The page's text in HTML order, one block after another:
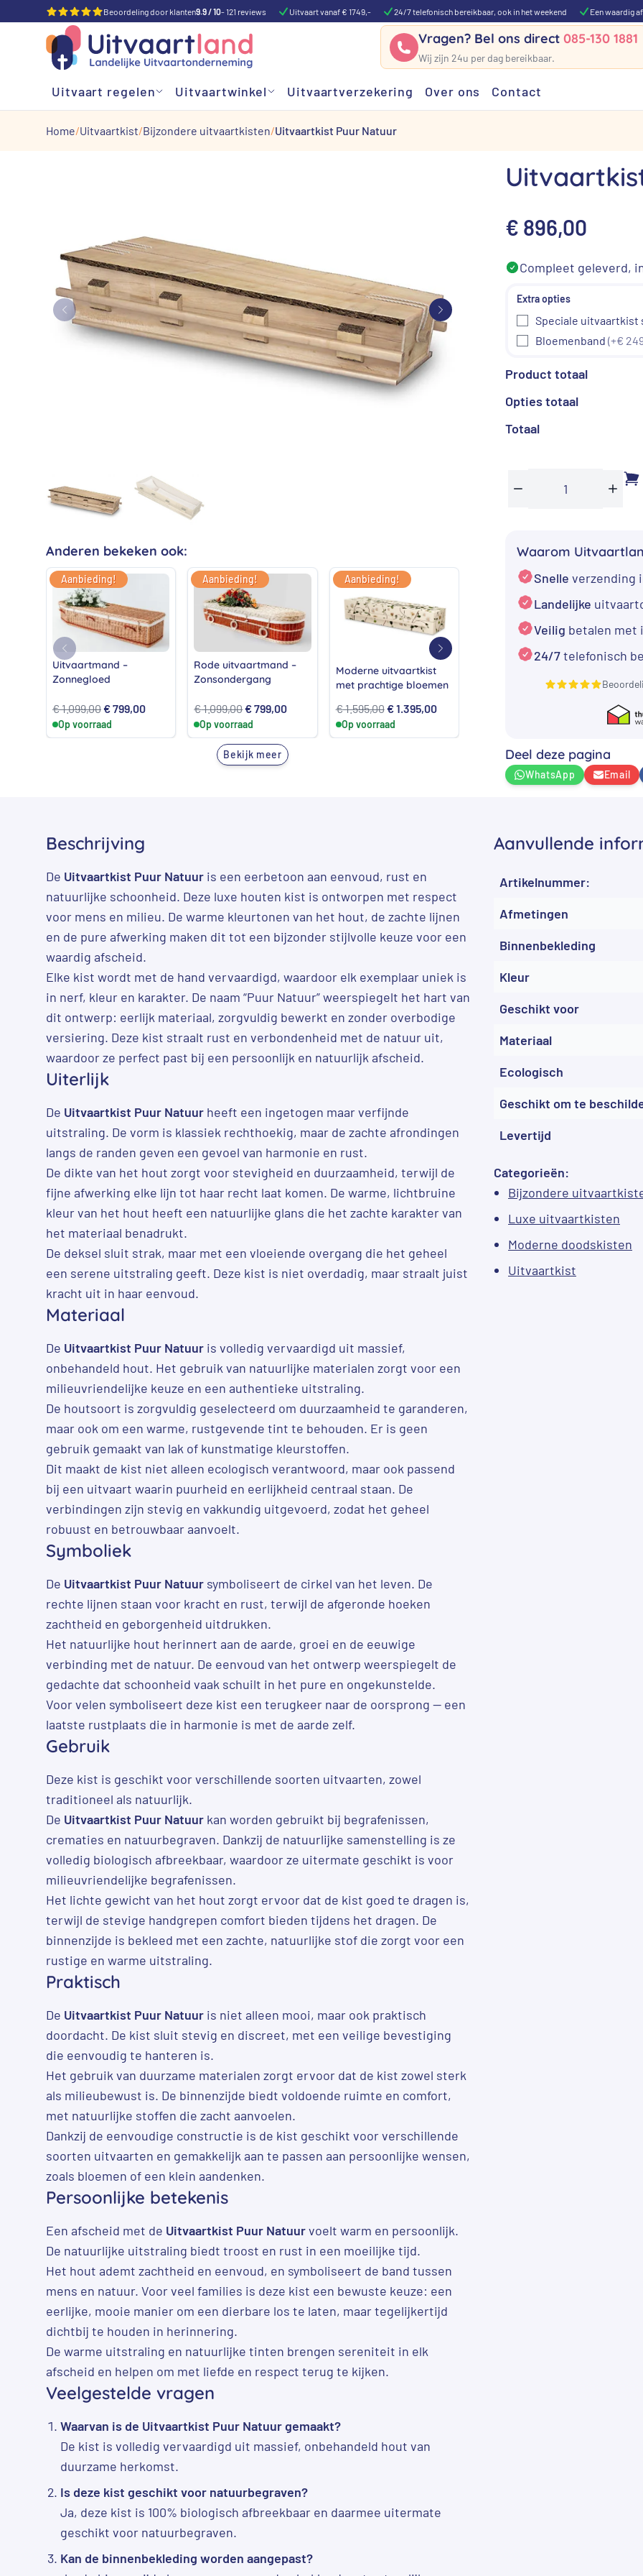
Beoordeling door klanten9.9 / 10- 121 reviews Uitvaart vanaf € 1749,- 24/7 telefonisch bereikbaar, ook in het weekend Een waardig
Vragen? Bel ons direct085-130 1881
Wij zijn 24u per dag bereikbaar.
Uitvaart regelen Uitvaartwinkel Uitvaartverzekering Over ons Contact
Home Uitvaartkist Bijzondere uitvaartkisten Uitvaartkist Puur Natuur
Anderen bekeken ook:
Aanbieding!
Uitvaartmand –
Zonnegloed
€1.099,00 Oorspronkelijke
prijs
was:
€799,00Huidige
is:
Op voorraad
Aanbieding!
Rode uitvaartmand –
Zonsondergang
€1.099,00Oorspronkelijke
prijs
was:
€ 1.099,00.
€799,00Huidige
is:
€ 799,00.
Op voorraad
Aanbieding!
Moderne uitvaartkist
met prachtige bloemen
€1.595,00 Oorspronkelijke
prijs
was:
€1.395,00Huidige
is:
Op voorraad
Aanbieding!
€ 1.695,00.
Huidige
€ 1.395,00.
€
Op
Bekijk meer
€ 896,00
Compleet geleverd,
Speciale uitvaartkist
Bloemenband (+€
Product totaal
Opties totaal
Totaal
Uitvaartkist
aantal
Waarom
Snelle verzending
Landelijke
Veilig betalen met
24/7telefonisch
Deel deze pagina
WhatsApp Email
Beschrijving
De Uitvaartkist Puur Natuur is een eerbetoon aan eenvoud, rust en
natuurlijke schoonheid. Deze luxe houten kist is ontworpen met respect
voor mens en milieu. De warme kleurtonen van het hout, de zachte lijnen
en de pure afwerking maken dit tot een bijzonder stijlvolle keuze voor een
waardig afscheid.
Elke kist wordt met de hand vervaardigd, waardoor elk exemplaar uniek is
in nerf, kleur en karakter. De naam “Puur Natuur” weerspiegelt het hart van
dit ontwerp: eerlijk materiaal, zorgvuldig bewerkt en zonder overbodige
versiering. Deze kist straalt rust en verbondenheid met de natuur uit,
waardoor ze perfect past bij een persoonlijk en natuurlijk afscheid.
Uiterlijk
De Uitvaartkist Puur Natuur heeft een ingetogen maar verfijnde
uitstraling. De vorm is klassiek rechthoekig, maar de zachte afrondingen
langs de randen geven een gevoel van harmonie en rust.
De dikte van het hout zorgt voor stevigheid en duurzaamheid, terwijl de
fijne afwerking elke lijn tot haar recht laat komen. De warme, lichtbruine
kleur van het hout heeft een natuurlijke glans die het zachte karakter van
het materiaal benadrukt.
De deksel sluit strak, maar met een vloeiende overgang die het geheel
een serene uitstraling geeft. Deze kist is niet overdadig, maar straalt juist
kracht uit in haar eenvoud.
Materiaal
De Uitvaartkist Puur Natuur is volledig vervaardigd uit massief,
onbehandeld hout. Het gebruik van natuurlijke materialen zorgt voor een
milieuvriendelijke keuze en een authentieke uitstraling.
De houtsoort is zorgvuldig geselecteerd om duurzaamheid te garanderen,
maar ook om een warme, rustgevende tint te behouden. Er is geen
gebruik gemaakt van lak of kunstmatige kleurstoffen.
Dit maakt de kist niet alleen ecologisch verantwoord, maar ook passend
bij een uitvaart waarin puurheid en eerlijkheid centraal staan. De
verbindingen zijn stevig en vakkundig uitgevoerd, zodat het geheel
robuust en betrouwbaar aanvoelt.
Symboliek
De Uitvaartkist Puur Natuur symboliseert de cirkel van het leven. De
rechte lijnen staan voor kracht en rust, terwijl de afgeronde hoeken
zachtheid en geborgenheid uitdrukken.
Het natuurlijke hout herinnert aan de aarde, groei en de eeuwige
verbinding met de natuur. De eenvoud van het ontwerp weerspiegelt de
gedachte dat schoonheid vaak schuilt in het pure en ongekunstelde.
Voor velen symboliseert deze kist een terugkeer naar de oorsprong — een
laatste rustplaats die in harmonie is met de aarde zelf.
Gebruik
Deze kist is geschikt voor verschillende soorten uitvaarten, zowel
traditioneel als natuurlijk.
De Uitvaartkist Puur Natuur kan worden gebruikt bij begrafenissen,
crematies en natuurbegraven. Dankzij de natuurlijke samenstelling is ze
volledig biologisch afbreekbaar, waardoor ze uitermate geschikt is voor
milieuvriendelijke begrafenissen.
Het lichte gewicht van het hout zorgt ervoor dat de kist goed te dragen is,
terwijl de stevige handgrepen comfort bieden tijdens het dragen. De
binnenzijde is bekleed met een zachte, natuurlijke stof die zorgt voor een
rustige en warme uitstraling.
Praktisch
De Uitvaartkist Puur Natuur is niet alleen mooi, maar ook praktisch
doordacht. De kist sluit stevig en discreet, met een veilige bevestiging
die eenvoudig te hanteren is.
Het gebruik van duurzame materialen zorgt ervoor dat de kist zowel sterk
als milieubewust is. De binnenzijde biedt voldoende ruimte en comfort,
met natuurlijke stoffen die zacht aanvoelen.
Dankzij de eenvoudige constructie is de kist geschikt voor verschillende
soorten uitvaarten en gemakkelijk aan te passen aan persoonlijke wensen,
zoals bloemen of een klein aandenken.
Persoonlijke betekenis
Een afscheid met de Uitvaartkist Puur Natuurvoelt warm en persoonlijk.
De natuurlijke uitstraling biedt troost en rust in een moeilijke tijd.
Het hout ademt zachtheid en eenvoud, en symboliseert de band tussen
mens en natuur. Voor veel families is deze kist een bewuste keuze: een
eerlijke, mooie manier om een dierbare los te laten, maar tegelijkertijd
dichtbij te houden in herinnering.
De warme uitstraling en natuurlijke tinten brengen sereniteit in elk
afscheid en helpen om met liefde en respect terug te kijken.
Veelgestelde vragen
Waarvan is de Uitvaartkist Puur Natuur gemaakt?
De kist is volledig vervaardigd uit massief, onbehandeld hout van
duurzame herkomst.
Is deze kist geschikt voor natuurbegraven?
Ja, deze kist is 100% biologisch afbreekbaar en daarmee uitermate
geschikt voor natuurbegraven.
Kan de binnenbekleding worden aangepast?
Aanvullende
Artikelnummer:
Afmetingen
Binnenbekleding
Kleur
Geschikt voor
Materiaal
Ecologisch
Geschikt om te
Levertijd
Categorieën:
Bijzondere
Luxe uitvaartkisten
Moderne doodskisten
Uitvaartkist